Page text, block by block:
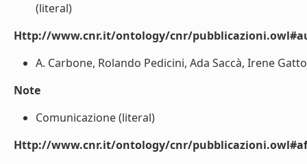
(literal)
Http://www.cnr.it/ontology/cnr/
A. Carbone, Rolando Pedicini, Ada Saccà, Irene
Note
Comunicazione (literal)
Http://www.cnr.it/ontology/cnr/